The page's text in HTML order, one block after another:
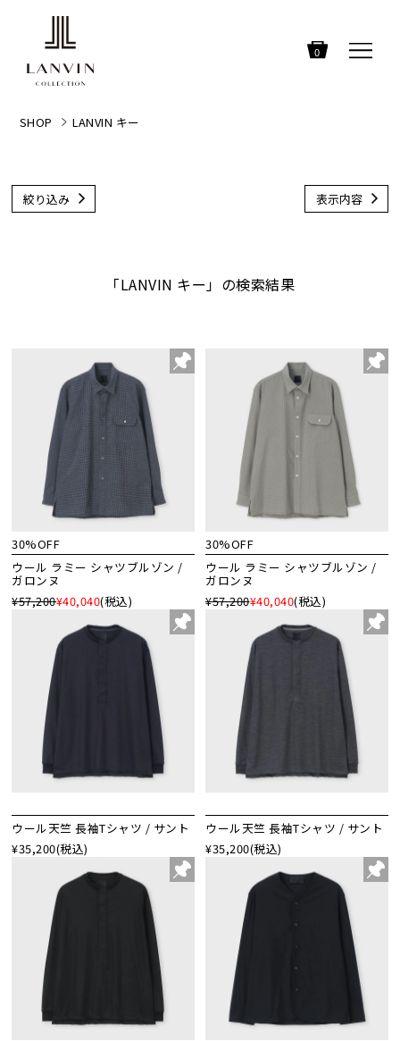
0
SHOP LANVIN キー
絞り込み 表示内容
「LANVIN キー」の検索結果
30%OFF
ウール ラミー シャツブルゾン /
ガロンヌ
¥57,200¥40,040(税込)
30%OFF
ウール ラミー シャツブルゾン /
ガロンヌ
¥57,200¥40,040(税込)
ウール天竺 長袖Tシャツ / サント
¥35,200(税込)
ウール天竺 長袖Tシャツ / サント
¥35,200(税込)